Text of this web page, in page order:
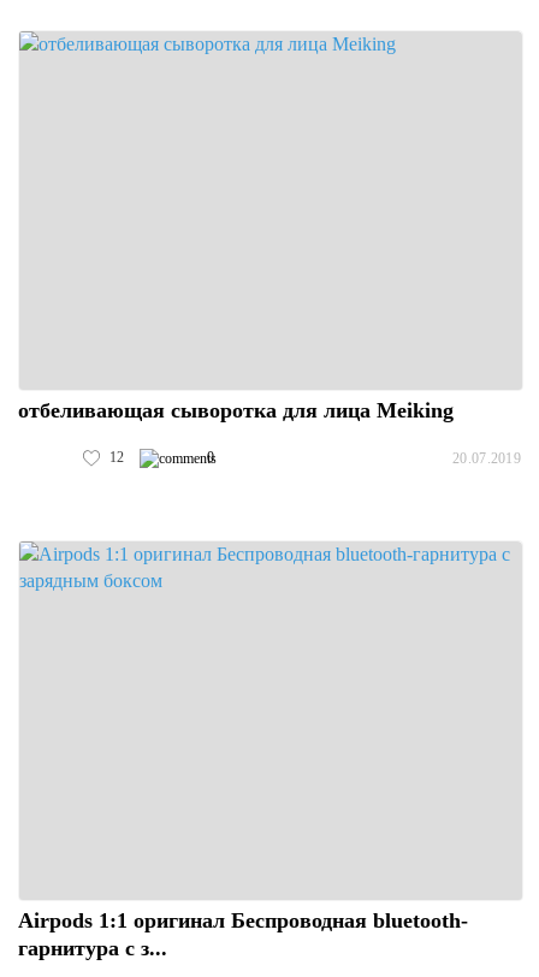
отбеливающая сыворотка для лица Meiking
12 0 20.07.2019
Airpods 1:1 оригинал Беспроводная bluetooth-
гарнитура с з...